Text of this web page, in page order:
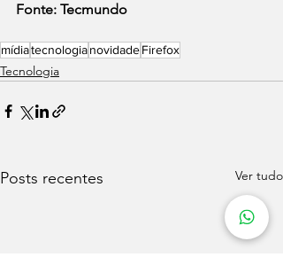
Fonte: Tecmundo
mídiatecnologianovidadeFirefox
Tecnologia
Posts recentes Ver tudo